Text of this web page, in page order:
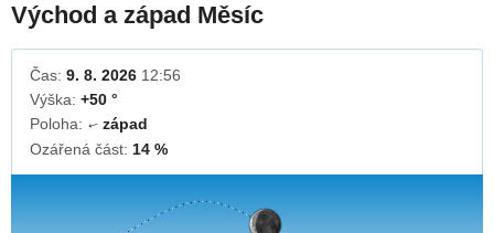
Východ a západ Měsíc
Čas: 9. 8. 2026 12:56
Výška: +50 °
Poloha: ↓západ
Ozářená část: 14 %